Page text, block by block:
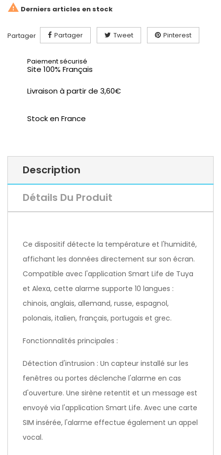
 Derniers articles en stock
Partager Partager Tweet Pinterest
Paiement sécurisé
Site 100% Français
Livraison à partir de 3,60€
Stock en France
Description
Détails Du Produit
Ce dispositif détecte la température et l'humidité,
affichant les données directement sur son écran.
Compatible avec l'application Smart Life de Tuya
et Alexa, cette alarme supporte 10 langues :
chinois, anglais, allemand, russe, espagnol,
polonais, italien, français, portugais et grec.
Fonctionnalités principales :
Détection d'intrusion : Un capteur installé sur les
fenêtres ou portes déclenche l'alarme en cas
d'ouverture. Une sirène retentit et un message est
envoyé via l'application Smart Life. Avec une carte
SIM insérée, l'alarme effectue également un appel
vocal.